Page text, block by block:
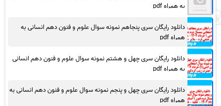
به همراه pdf
دانلود رایگان سری پنجاهم نمونه سوال علوم و فنون دهم انسانی به
همراه pdf
دانلود رایگان سری چهل و هشتم نمونه سوال علوم و فنون دهم انسانی
به همراه pdf
دانلود رایگان سری چهل و پنجم نمونه سوال علوم و فنون دهم انسانی به
همراه pdf